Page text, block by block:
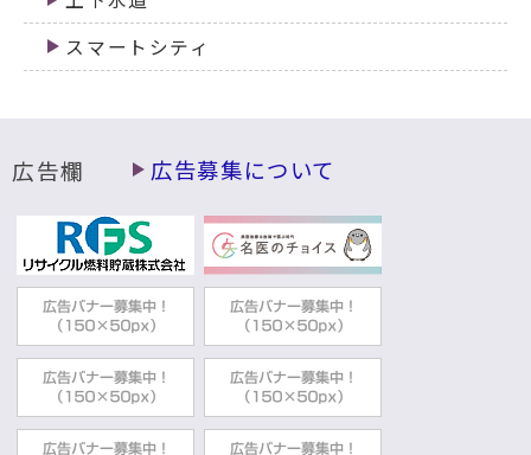
スマートシティ
広告欄 広告募集について